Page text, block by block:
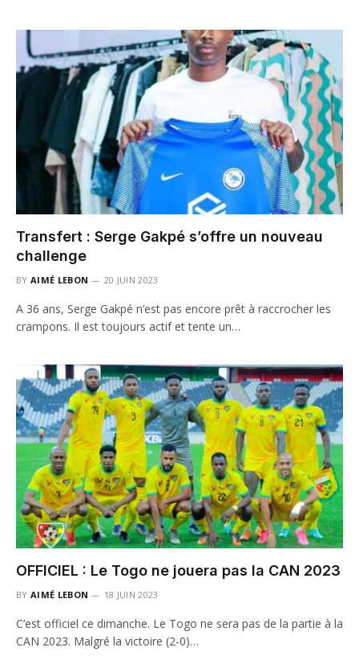
Transfert : Serge Gakpé s’offre un nouveau
challenge
BY AIMÉ LEBON 20 JUIN 2023
A 36 ans, Serge Gakpé n’est pas encore prêt à raccrocher les
crampons. Il est toujours actif et tente un…
OFFICIEL : Le Togo ne jouera pas la CAN 2023
BY AIMÉ LEBON 18 JUIN 2023
C’est officiel ce dimanche. Le Togo ne sera pas de la partie à la
CAN 2023. Malgré la victoire (2-0)…